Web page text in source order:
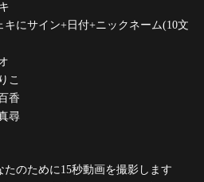
キにサイン+日付+ニックネーム(10文
こ
香
尋
たのために15秒動画を撮影します